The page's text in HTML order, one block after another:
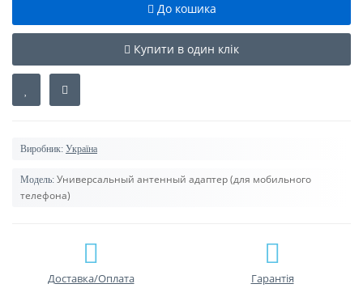
До кошика
Купити в один клік
Виробник: Україна
Модель: Универсальный антенный адаптер (для мобильного
телефона)
Доставка/Оплата Гарантiя